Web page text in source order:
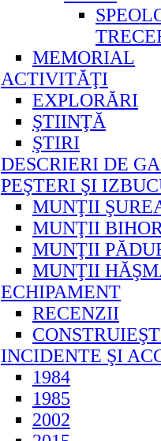
MEMORIAL
ACTIVITĂŢI
EXPLORĂRI
ŞTIINŢĂ
ŞTIRI
DESCRIERI DE
PEŞTERI ŞI
MUNŢII
MUNŢII BIHOR
MUNŢII
MUNŢII
ECHIPAMENT
RECENZII
INCIDENTE ŞI
1984
1985
2002